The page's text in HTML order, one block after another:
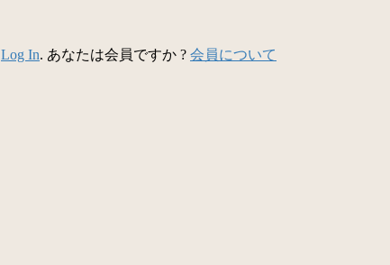
Log In. あなたは会員ですか ? 会員について